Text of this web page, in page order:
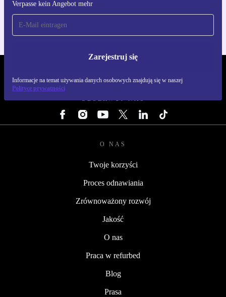
Verpasse kein Angebot mehr
Zarejestruj się
Informacje na temat używania danych osobowych znajdują się w naszej
Polityce prywatności
Dla iOS i Android
OBSERWUJ NAS
O NAS
Twoje korzyści
Proces odnawiania
Zrównoważony rozwój
Jakość
O nas
Praca w refurbed
Blog
Prasa